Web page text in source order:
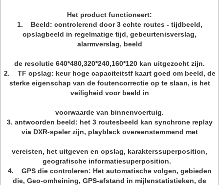
Het product functioneert:
1. Beeld: controlerend door 3 echte routes - tijdbeeld,
opslagbeeld in regelmatige tijd, gebeurtenisverslag,
alarmverslag, beeld
de resolutie 640*480,320*240,160*120 kan uitgezocht zijn.
2. TF opslag: keur hoge capaciteitstf kaart goed om beeld, de
sterke eigenschap van de foutencorrectie op te slaan, is het
veiligheid voor beeld in
voorwaarde van binnenvoertuig.
3. antwoorden beeld: het 3 routesbeeld kan synchrone replay
via DXR-speler zijn, playblack overeenstemmend met
vereisten, het uitgeven en opslag, karakterssuperposition,
geografische informatiesuperposition.
4. GPS die controleren: Het automatische volgen, gebieden
die, Geo-omheining, GPS-afstand in mijlenstatistieken, de